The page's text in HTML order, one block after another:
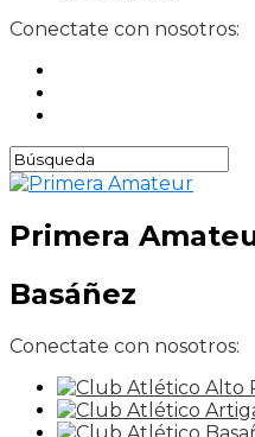
Conectate con nosotros:
Primera
Basáñez
Conectate con nosotros: